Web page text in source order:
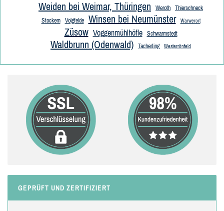
Weiden bei Weimar, Thüringen Weroth
Thierschneck
Stockem
Volgfelde Winsen bei Neumünster Warwerort
Züsow Voggenmühlhöfle Schwarmstedt
Waldbrunn (Odenwald) Tacherting Westerrönfeld
GEPRÜFT UND ZERTIFIZIERT